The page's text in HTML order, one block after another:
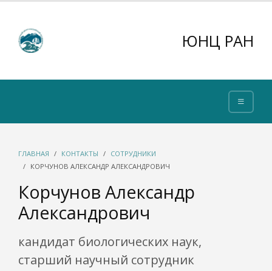
ЮНЦ РАН
ГЛАВНАЯ КОНТАКТЫ
СОТРУДНИКИ
КОРЧУНОВ АЛЕКСАНДР АЛЕКСАНДРОВИЧ
Корчунов Александр
Александрович
кандидат биологических наук,
старший научный сотрудник